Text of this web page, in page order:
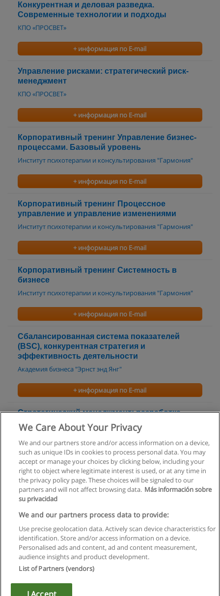
Конкурентная и деловая разведка.
Современные технологии и подходы
КПО «ПРОСВЕТ»
+ информация по E-mail
Управление рисками: стратегический риск-
менеджмент
КПО «ПРОСВЕТ»
+ информация по E-mail
Корпоративный тренинг Управление бизнес-
процессами. Базовый уровень
Институт психотерапии и консультирования "Гармония"
+ информация по E-mail
Корпоративный тренинг Процессное
управление и управление изменениями
Институт психотерапии и консультирования "Гармония"
+ информация по E-mail
Корпоративный тренинг Системность в
бизнесе
Институт психотерапии и консультирования "Гармония"
+ информация по E-mail
Сбалансированная система показателей
(BSC), конкурентная стратегия и
эффективность деятельности
Академия бизнеса "Эрнст энд Янг"
+ информация по E-mail
Стратегический менеджмент: разработка
стратеги
+ информация по E-mail
Правила пользования
Конфиденциальность информации
Напишите Educaedu
Copyright © Educaedu Business S.L. - CIF : B-95610580: -
We Care About Your Privacy
We and our partners store and/or access information on a device,
such as unique IDs in cookies to process personal data. You may
accept or manage your choices by clicking below, including your
right to object where legitimate interest is used, or at any time in
the privacy policy page. These choices will be signaled to our
partners and will not affect browsing data. Más información sobre
su privacidad
We and our partners process data to provide:
Use precise geolocation data. Actively scan device characteristics for
identification. Store and/or access information on a device.
Personalised ads and content, ad and content measurement,
audience insights and product development.
List of Partners (vendors)